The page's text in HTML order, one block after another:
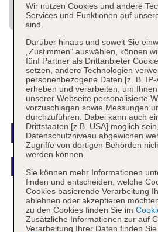
Malemi
Das bietet Ihre
Wir nutzen Cookies und andere
Services und Funktionen auf
sind.
Darüber hinaus und soweit Sie
„Zustimmen“ auswählen, können
fünf Partner als Drittanbieter
setzen, andere Technologien
personenbezogene Daten [z. B.
erheben und verarbeiten, um
unserer Webseite personalisierte
vorzuschlagen sowie Messungen
durchzuführen. Dabei kann auch
Drittstaaten [z.B. USA] möglich
Datenschutzniveau abgewichen
Zugriffe von dortigen Behörden
werden können.
Sie können mehr Informationen
finden und entscheiden, welche
Cookies basierende Verarbeitung
ablehnen oder akzeptieren
zu den Cookies finden Sie im
Zusätzliche Informationen zur auf
Verarbeitung Ihrer Daten finden Sie